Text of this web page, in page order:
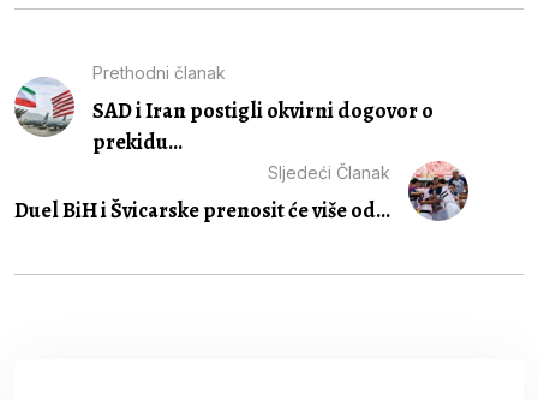
Prethodni članak
SAD i Iran postigli okvirni dogovor o
prekidu...
Sljedeći Članak
Duel BiH i Švicarske prenosit će više od...